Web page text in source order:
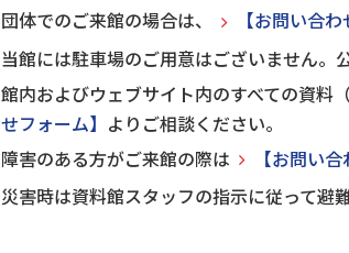
団体でのご来館の場合は、
【お問い合わ
当館には駐車場のご用意はございません。
館内およびウェブサイト内のすべての資料
せフォーム】 よりご相談ください。
障害のある方がご来館の際は
【お問い
災害時は資料館スタッフの指示に従って避